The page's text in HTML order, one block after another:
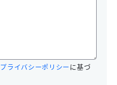
プライバシーポリシーに基づ